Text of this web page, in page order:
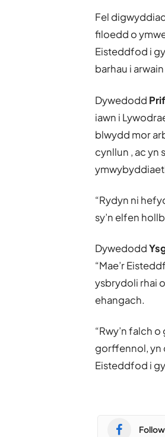
Fel
filoedd o
Eisteddfod i
barhau i
Dywedodd
iawn i
blwydd mor
cynllun , ac yn
“Rydyn ni
sy’n elfen
Dywedodd
“Mae’r
ysbrydoli rhai
ehangach.
“Rwy’n falch
gorffennol, yn
Eisteddfod i